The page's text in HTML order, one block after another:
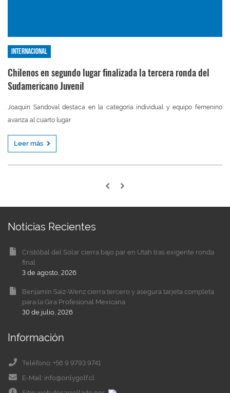
Internacional
Chilenos en segundo lugar finalizada la tercera ronda del
Sudamericano Juvenil
Joaquín Sandoval destaca en la categoría individual y equipo femenino
avanza al cuarto lugar
Leer más
Noticias Recientes
Cristóbal del Solar cierra bajo par en Utah tras exigente ronda
final
3 de agosto, 2026
Benjamín Saiz-Wenz cierra tercero y asegura tarjeta completa
para la Gira Profesional Mexicana
30 de julio, 2026
Información
Teléfono: +56 9 9793 9741
E-Mail: info@onlygolf.cl